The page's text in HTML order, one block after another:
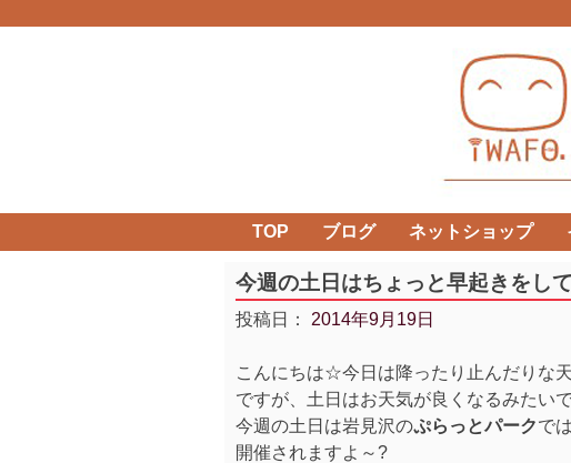
TOP ブログ ネットショップ
今週の土日はちょっと早起きをし
投稿日： 2014年9月19日
こんにちは☆今日は降ったり止んだりな
ですが、土日はお天気が良くなるみたい
今週の土日は岩見沢のぷらっとパークで
開催されますよ～?